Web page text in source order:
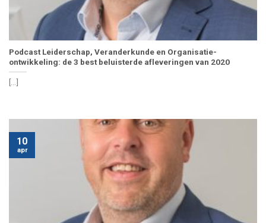
Podcast Leiderschap, Veranderkunde en Organisatie-
ontwikkeling: de 3 best beluisterde afleveringen van 2020
[...]
10
apr